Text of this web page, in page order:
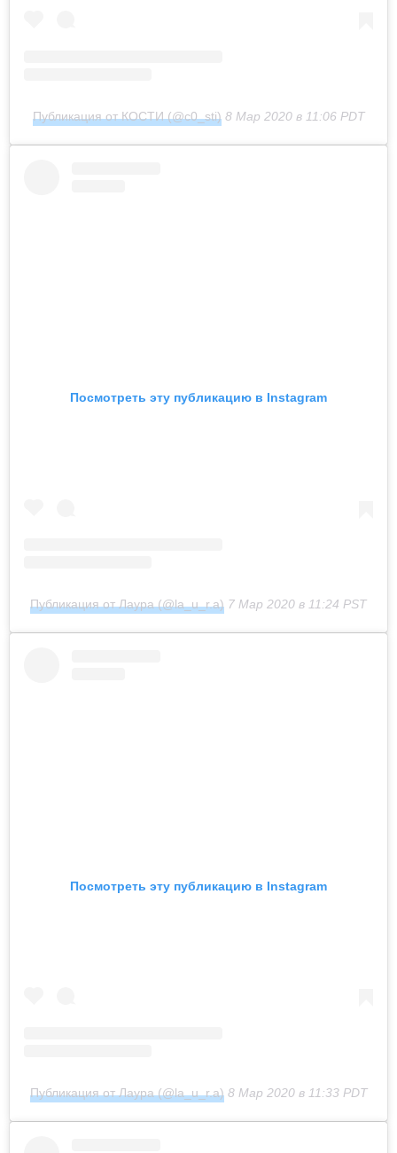
Публикация от КОСТИ (@c0_sti) 8 Мар 2020 в 11:06 PDT
Посмотреть эту публикацию в Instagram
Публикация от Лаура (@la_u_r.a) 7 Мар 2020 в 11:24 PST
Посмотреть эту публикацию в Instagram
Публикация от Лаура (@la_u_r.a) 8 Мар 2020 в 11:33 PDT